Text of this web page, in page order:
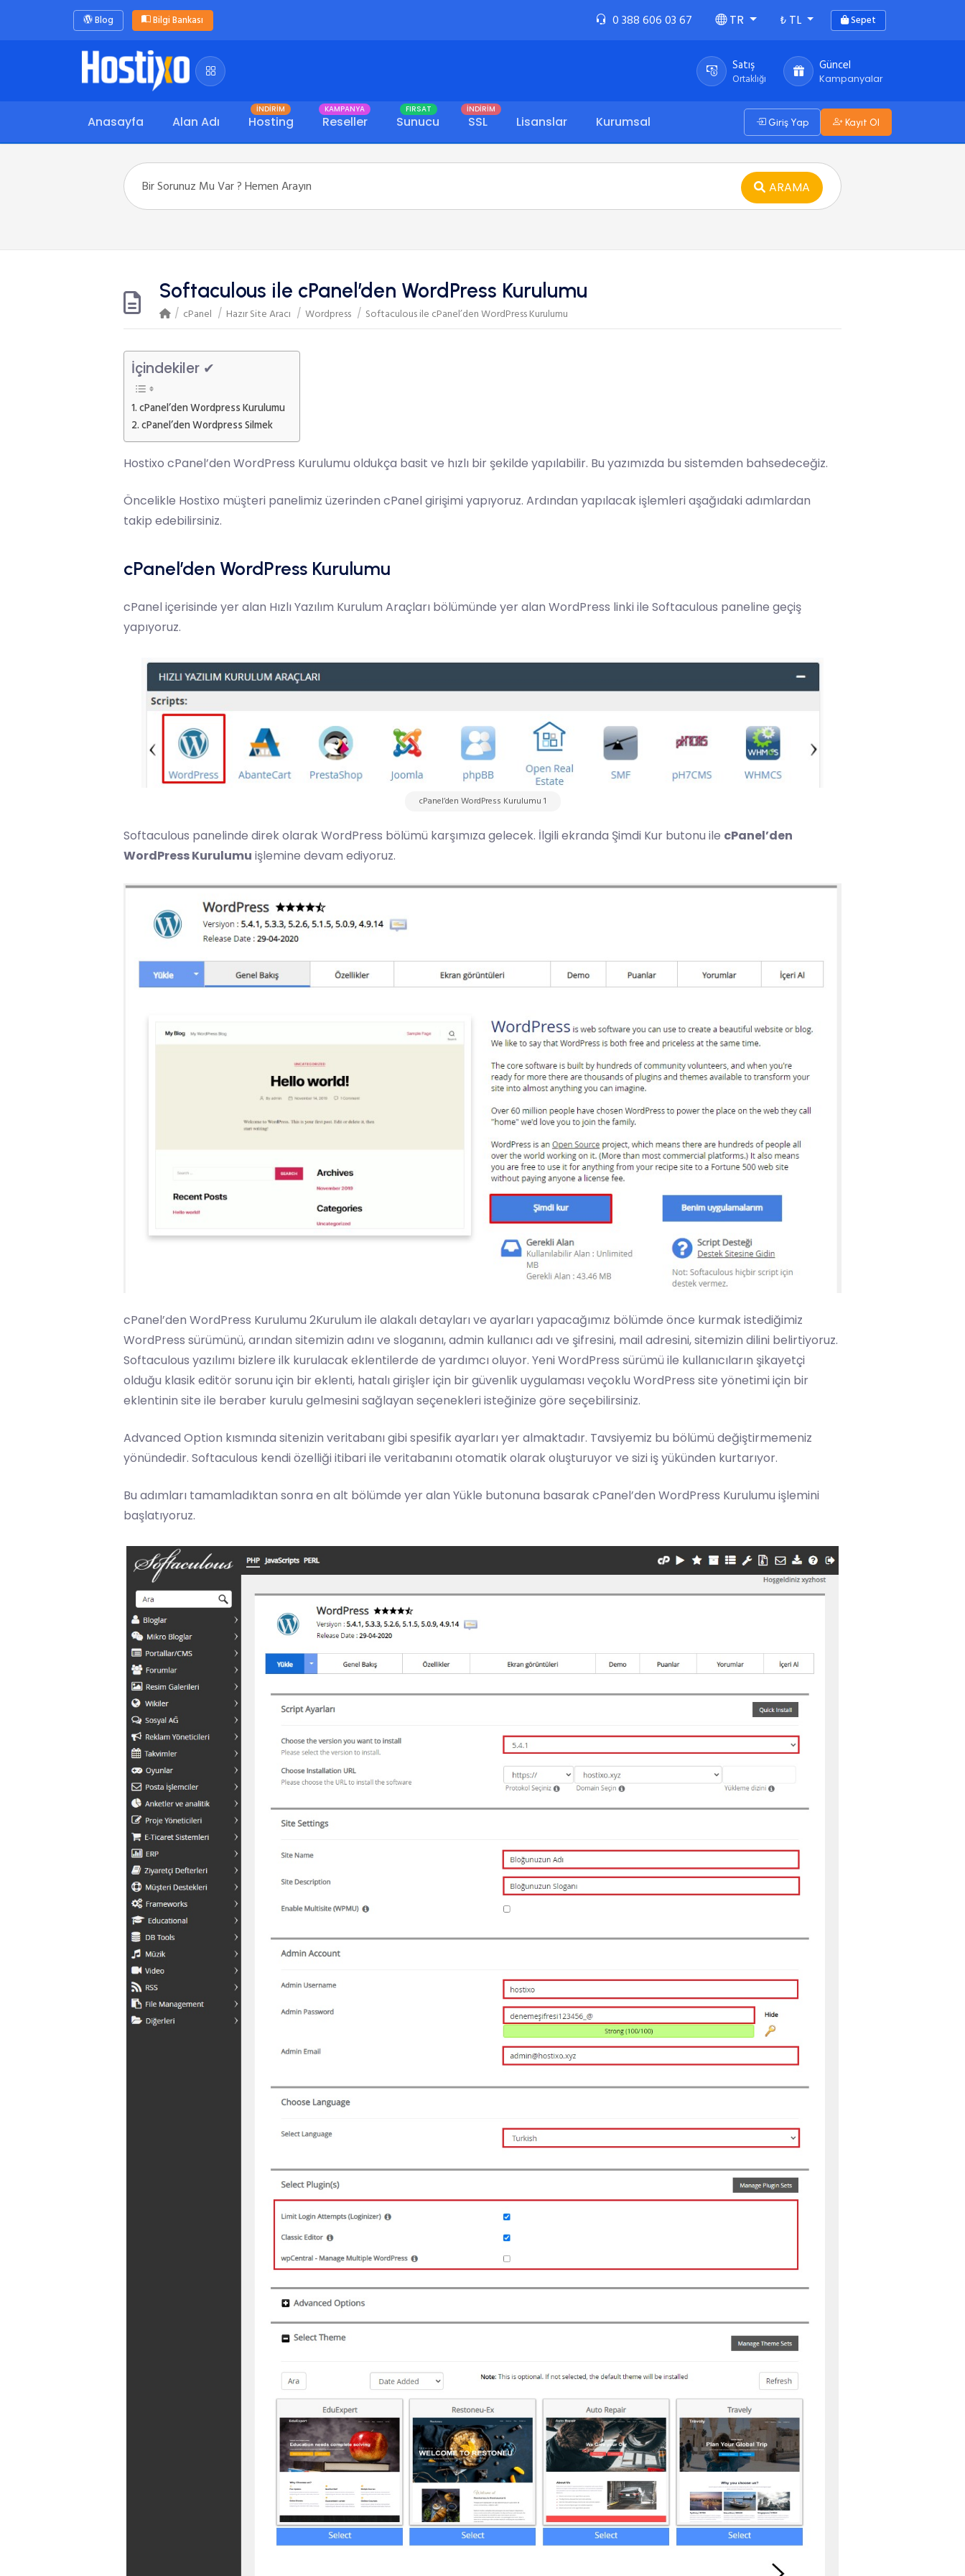
Blog Bilgi Bankası 0 388 606 03 67 TR ₺ TL Sepet
Satış
Ortaklığı
Güncel
Kampanyalar
Anasayfa Alan Adı
İNDİRİM
Hosting
KAMPANYA
Reseller
FIRSAT
Sunucu
İNDİRİM
SSL Lisanslar Kurumsal Giriş Yap Kayıt Ol
ARAMA
Softaculous ile cPanel’den WordPress Kurulumu
/ cPanel / Hazır Site Aracı / Wordpress / Softaculous ile cPanel’den WordPress Kurulumu
İçindekiler ✔
cPanel’den Wordpress Kurulumu
cPanel’den Wordpress Silmek
Hostixo cPanel’den WordPress Kurulumu oldukça basit ve hızlı bir şekilde yapılabilir. Bu yazımızda bu sistemden bahsedeceğiz.
Öncelikle Hostixo müşteri panelimiz üzerinden cPanel girişimi yapıyoruz. Ardından yapılacak işlemleri aşağıdaki adımlardan
takip edebilirsiniz.
cPanel’den WordPress Kurulumu
cPanel içerisinde yer alan Hızlı Yazılım Kurulum Araçları bölümünde yer alan WordPress linki ile Softaculous paneline geçiş
yapıyoruz.
cPanel’den WordPress Kurulumu 1
Softaculous panelinde direk olarak WordPress bölümü karşımıza gelecek. İlgili ekranda Şimdi Kur butonu ile cPanel’den
WordPress Kurulumu işlemine devam ediyoruz.
cPanel’den WordPress Kurulumu 2Kurulum ile alakalı detayları ve ayarları yapacağımız bölümde önce kurmak istediğimiz
WordPress sürümünü, arından sitemizin adını ve sloganını, admin kullanıcı adı ve şifresini, mail adresini, sitemizin dilini belirtiyoruz.
Softaculous yazılımı bizlere ilk kurulacak eklentilerde de yardımcı oluyor. Yeni WordPress sürümü ile kullanıcıların şikayetçi
olduğu klasik editör sorunu için bir eklenti, hatalı girişler için bir güvenlik uygulaması veçoklu WordPress site yönetimi için bir
eklentinin site ile beraber kurulu gelmesini sağlayan seçenekleri isteğinize göre seçebilirsiniz.
Advanced Option kısmında sitenizin veritabanı gibi spesifik ayarları yer almaktadır. Tavsiyemiz bu bölümü değiştirmemeniz
yönündedir. Softaculous kendi özelliği itibari ile veritabanını otomatik olarak oluşturuyor ve sizi iş yükünden kurtarıyor.
Bu adımları tamamladıktan sonra en alt bölümde yer alan Yükle butonuna basarak cPanel’den WordPress Kurulumu işlemini
başlatıyoruz.